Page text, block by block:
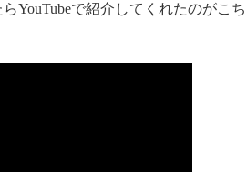
YouTubeで紹介してくれたのがこち